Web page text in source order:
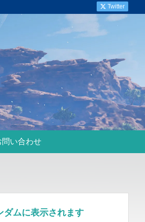
問い合わせ
Twitter
ダムに表示されます